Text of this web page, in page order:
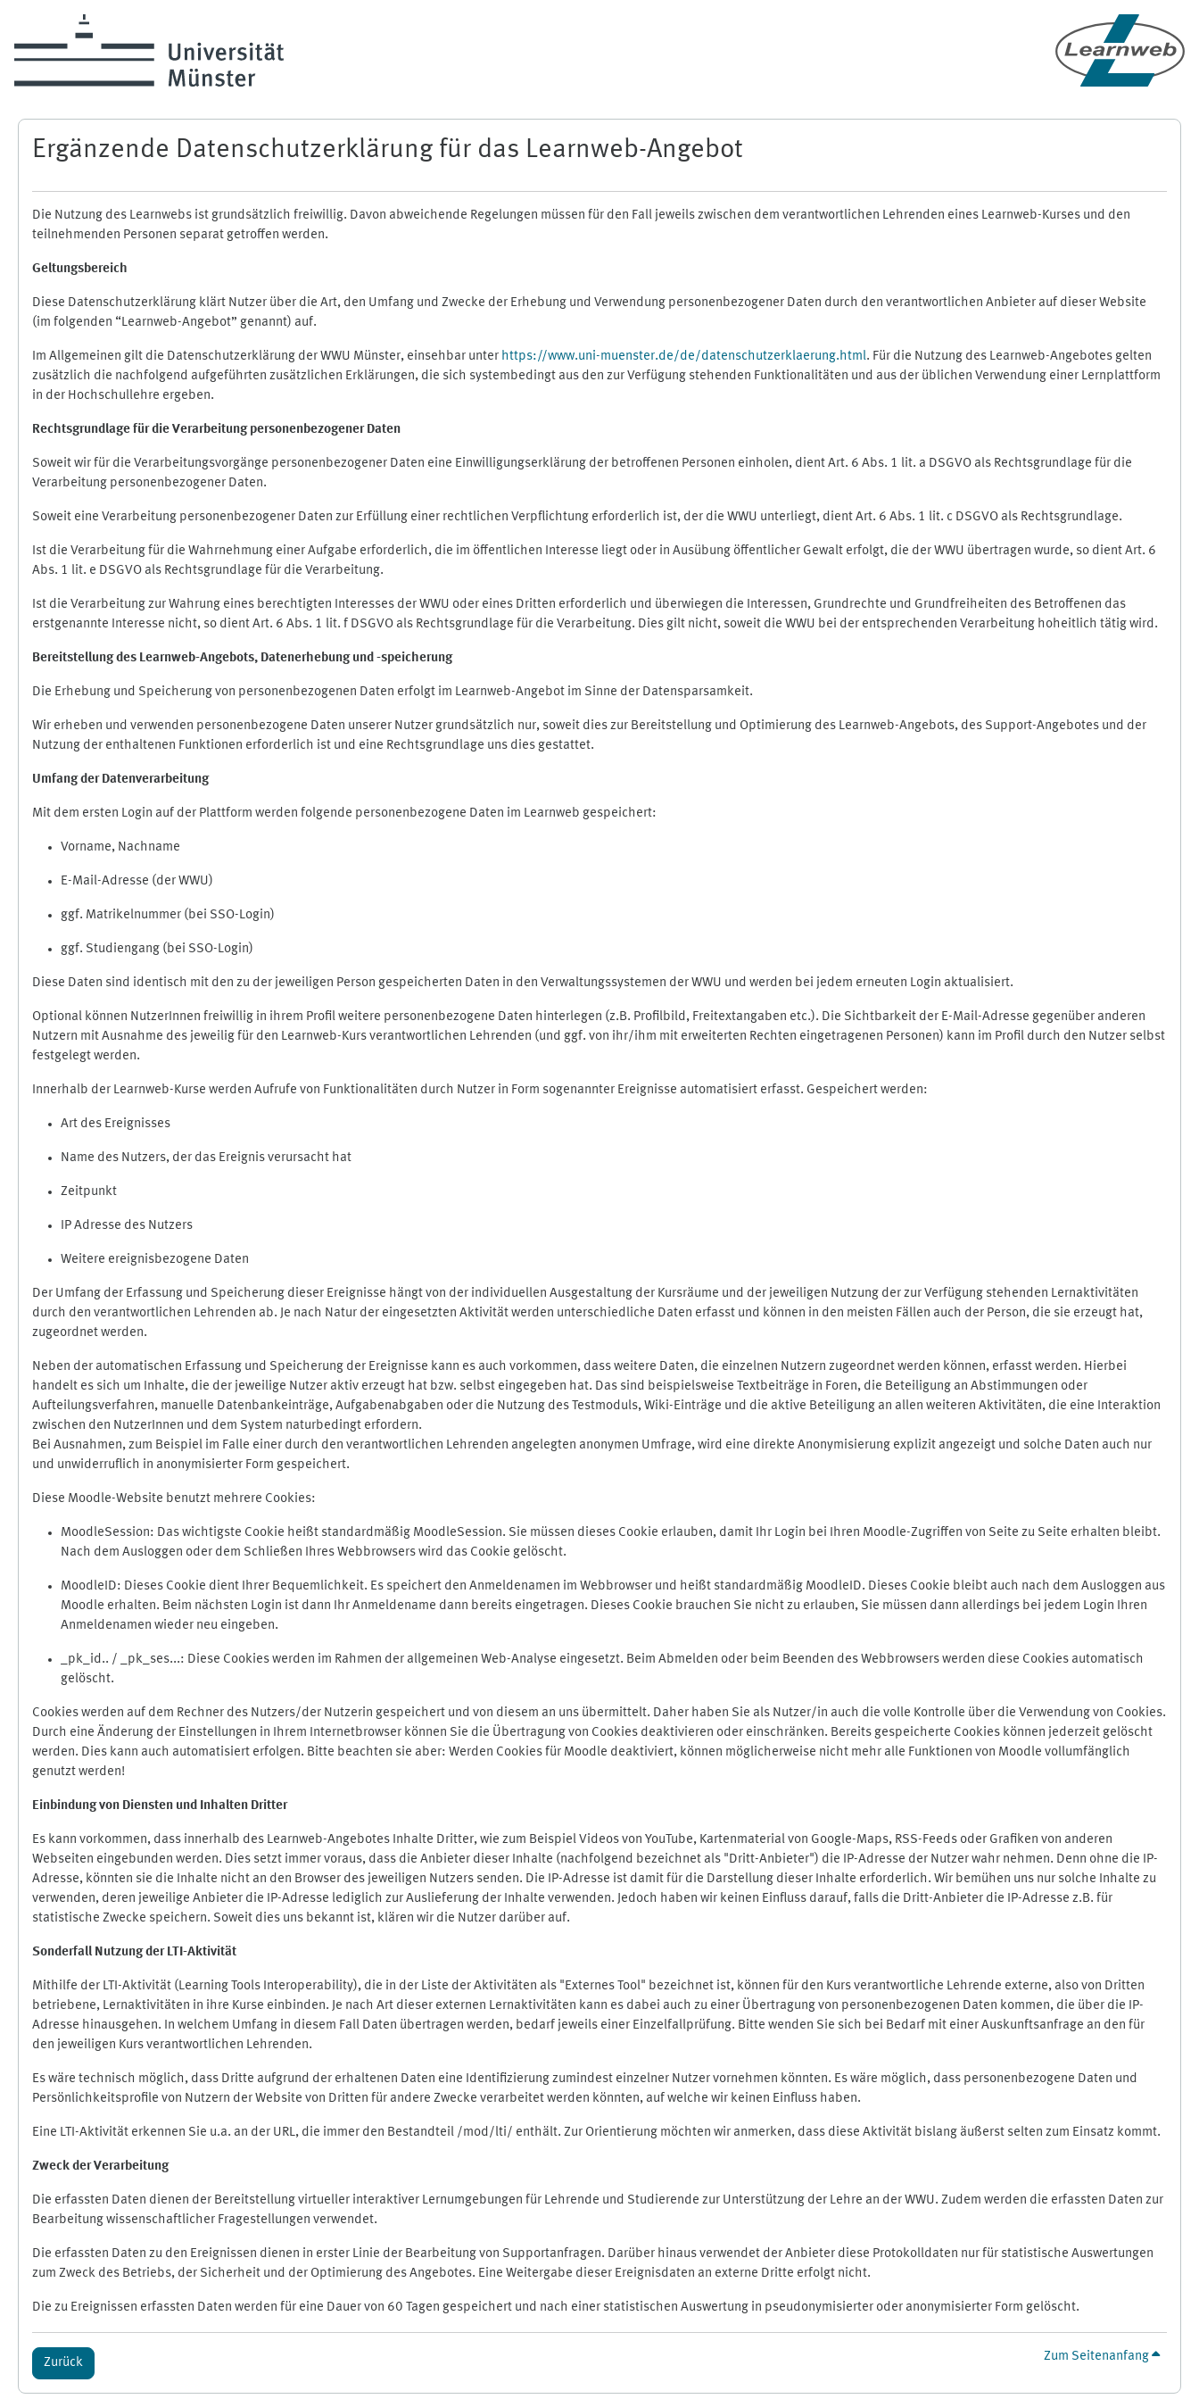
Ergänzende Datenschutzerklärung für das Learnweb-Angebot
Die Nutzung des Learnwebs ist grundsätzlich freiwillig. Davon abweichende Regelungen müssen für den Fall jeweils zwischen dem verantwortlichen Lehrenden eines Learnweb-Kurses und den
teilnehmenden Personen separat getroffen werden.
Geltungsbereich
Diese Datenschutzerklärung klärt Nutzer über die Art, den Umfang und Zwecke der Erhebung und Verwendung personenbezogener Daten durch den verantwortlichen Anbieter auf dieser Website
(im folgenden “Learnweb-Angebot” genannt) auf.
Im Allgemeinen gilt die Datenschutzerklärung der WWU Münster, einsehbar unter https://www.uni-muenster.de/de/datenschutzerklaerung.html. Für die Nutzung des Learnweb-Angebotes gelten
zusätzlich die nachfolgend aufgeführten zusätzlichen Erklärungen, die sich systembedingt aus den zur Verfügung stehenden Funktionalitäten und aus der üblichen Verwendung einer Lernplattform
in der Hochschullehre ergeben.
Rechtsgrundlage für die Verarbeitung personenbezogener Daten
Soweit wir für die Verarbeitungsvorgänge personenbezogener Daten eine Einwilligungserklärung der betroffenen Personen einholen, dient Art. 6 Abs. 1 lit. a DSGVO als Rechtsgrundlage für die
Verarbeitung personenbezogener Daten.
Soweit eine Verarbeitung personenbezogener Daten zur Erfüllung einer rechtlichen Verpflichtung erforderlich ist, der die WWU unterliegt, dient Art. 6 Abs. 1 lit. c DSGVO als Rechtsgrundlage.
Ist die Verarbeitung für die Wahrnehmung einer Aufgabe erforderlich, die im öffentlichen Interesse liegt oder in Ausübung öffentlicher Gewalt erfolgt, die der WWU übertragen wurde, so dient Art. 6
Abs. 1 lit. e DSGVO als Rechtsgrundlage für die Verarbeitung.
Ist die Verarbeitung zur Wahrung eines berechtigten Interesses der WWU oder eines Dritten erforderlich und überwiegen die Interessen, Grundrechte und Grundfreiheiten des Betroffenen das
erstgenannte Interesse nicht, so dient Art. 6 Abs. 1 lit. f DSGVO als Rechtsgrundlage für die Verarbeitung. Dies gilt nicht, soweit die WWU bei der entsprechenden Verarbeitung hoheitlich tätig wird.
Bereitstellung des Learnweb-Angebots, Datenerhebung und -speicherung
Die Erhebung und Speicherung von personenbezogenen Daten erfolgt im Learnweb-Angebot im Sinne der Datensparsamkeit.
Wir erheben und verwenden personenbezogene Daten unserer Nutzer grundsätzlich nur, soweit dies zur Bereitstellung und Optimierung des Learnweb-Angebots, des Support-Angebotes und der
Nutzung der enthaltenen Funktionen erforderlich ist und eine Rechtsgrundlage uns dies gestattet.
Umfang der Datenverarbeitung
Mit dem ersten Login auf der Plattform werden folgende personenbezogene Daten im Learnweb gespeichert:
Vorname, Nachname
E-Mail-Adresse (der WWU)
ggf. Matrikelnummer (bei SSO-Login)
ggf. Studiengang (bei SSO-Login)
Diese Daten sind identisch mit den zu der jeweiligen Person gespeicherten Daten in den Verwaltungssystemen der WWU und werden bei jedem erneuten Login aktualisiert.
Optional können NutzerInnen freiwillig in ihrem Profil weitere personenbezogene Daten hinterlegen (z.B. Profilbild, Freitextangaben etc.). Die Sichtbarkeit der E-Mail-Adresse gegenüber anderen
Nutzern mit Ausnahme des jeweilig für den Learnweb-Kurs verantwortlichen Lehrenden (und ggf. von ihr/ihm mit erweiterten Rechten eingetragenen Personen) kann im Profil durch den Nutzer selbst
festgelegt werden.
Innerhalb der Learnweb-Kurse werden Aufrufe von Funktionalitäten durch Nutzer in Form sogenannter Ereignisse automatisiert erfasst. Gespeichert werden:
Art des Ereignisses
Name des Nutzers, der das Ereignis verursacht hat
Zeitpunkt
IP Adresse des Nutzers
Weitere ereignisbezogene Daten
Der Umfang der Erfassung und Speicherung dieser Ereignisse hängt von der individuellen Ausgestaltung der Kursräume und der jeweiligen Nutzung der zur Verfügung stehenden Lernaktivitäten
durch den verantwortlichen Lehrenden ab. Je nach Natur der eingesetzten Aktivität werden unterschiedliche Daten erfasst und können in den meisten Fällen auch der Person, die sie erzeugt hat,
zugeordnet werden.
Neben der automatischen Erfassung und Speicherung der Ereignisse kann es auch vorkommen, dass weitere Daten, die einzelnen Nutzern zugeordnet werden können, erfasst werden. Hierbei
handelt es sich um Inhalte, die der jeweilige Nutzer aktiv erzeugt hat bzw. selbst eingegeben hat. Das sind beispielsweise Textbeiträge in Foren, die Beteiligung an Abstimmungen oder
Aufteilungsverfahren, manuelle Datenbankeinträge, Aufgabenabgaben oder die Nutzung des Testmoduls, Wiki-Einträge und die aktive Beteiligung an allen weiteren Aktivitäten, die eine Interaktion
zwischen den NutzerInnen und dem System naturbedingt erfordern.
Bei Ausnahmen, zum Beispiel im Falle einer durch den verantwortlichen Lehrenden angelegten anonymen Umfrage, wird eine direkte Anonymisierung explizit angezeigt und solche Daten auch nur
und unwiderruflich in anonymisierter Form gespeichert.
Diese Moodle-Website benutzt mehrere Cookies:
MoodleSession: Das wichtigste Cookie heißt standardmäßig MoodleSession. Sie müssen dieses Cookie erlauben, damit Ihr Login bei Ihren Moodle-Zugriffen von Seite zu Seite erhalten bleibt.
Nach dem Ausloggen oder dem Schließen Ihres Webbrowsers wird das Cookie gelöscht.
MoodleID: Dieses Cookie dient Ihrer Bequemlichkeit. Es speichert den Anmeldenamen im Webbrowser und heißt standardmäßig MoodleID. Dieses Cookie bleibt auch nach dem Ausloggen aus
Moodle erhalten. Beim nächsten Login ist dann Ihr Anmeldename dann bereits eingetragen. Dieses Cookie brauchen Sie nicht zu erlauben, Sie müssen dann allerdings bei jedem Login Ihren
Anmeldenamen wieder neu eingeben.
_pk_id.. / _pk_ses...: Diese Cookies werden im Rahmen der allgemeinen Web-Analyse eingesetzt. Beim Abmelden oder beim Beenden des Webbrowsers werden diese Cookies automatisch
gelöscht.
Cookies werden auf dem Rechner des Nutzers/der Nutzerin gespeichert und von diesem an uns übermittelt. Daher haben Sie als Nutzer/in auch die volle Kontrolle über die Verwendung von Cookies.
Durch eine Änderung der Einstellungen in Ihrem Internetbrowser können Sie die Übertragung von Cookies deaktivieren oder einschränken. Bereits gespeicherte Cookies können jederzeit gelöscht
werden. Dies kann auch automatisiert erfolgen. Bitte beachten sie aber: Werden Cookies für Moodle deaktiviert, können möglicherweise nicht mehr alle Funktionen von Moodle vollumfänglich
genutzt werden!
Einbindung von Diensten und Inhalten Dritter
Es kann vorkommen, dass innerhalb des Learnweb-Angebotes Inhalte Dritter, wie zum Beispiel Videos von YouTube, Kartenmaterial von Google-Maps, RSS-Feeds oder Grafiken von anderen
Webseiten eingebunden werden. Dies setzt immer voraus, dass die Anbieter dieser Inhalte (nachfolgend bezeichnet als "Dritt-Anbieter") die IP-Adresse der Nutzer wahr nehmen. Denn ohne die IP-
Adresse, könnten sie die Inhalte nicht an den Browser des jeweiligen Nutzers senden. Die IP-Adresse ist damit für die Darstellung dieser Inhalte erforderlich. Wir bemühen uns nur solche Inhalte zu
verwenden, deren jeweilige Anbieter die IP-Adresse lediglich zur Auslieferung der Inhalte verwenden. Jedoch haben wir keinen Einfluss darauf, falls die Dritt-Anbieter die IP-Adresse z.B. für
statistische Zwecke speichern. Soweit dies uns bekannt ist, klären wir die Nutzer darüber auf.
Sonderfall Nutzung der LTI-Aktivität
Mithilfe der LTI-Aktivität (Learning Tools Interoperability), die in der Liste der Aktivitäten als "Externes Tool" bezeichnet ist, können für den Kurs verantwortliche Lehrende externe, also von Dritten
betriebene, Lernaktivitäten in ihre Kurse einbinden. Je nach Art dieser externen Lernaktivitäten kann es dabei auch zu einer Übertragung von personenbezogenen Daten kommen, die über die IP-
Adresse hinausgehen. In welchem Umfang in diesem Fall Daten übertragen werden, bedarf jeweils einer Einzelfallprüfung. Bitte wenden Sie sich bei Bedarf mit einer Auskunftsanfrage an den für
den jeweiligen Kurs verantwortlichen Lehrenden.
Es wäre technisch möglich, dass Dritte aufgrund der erhaltenen Daten eine Identifizierung zumindest einzelner Nutzer vornehmen könnten. Es wäre möglich, dass personenbezogene Daten und
Persönlichkeitsprofile von Nutzern der Website von Dritten für andere Zwecke verarbeitet werden könnten, auf welche wir keinen Einfluss haben.
Eine LTI-Aktivität erkennen Sie u.a. an der URL, die immer den Bestandteil /mod/lti/ enthält. Zur Orientierung möchten wir anmerken, dass diese Aktivität bislang äußerst selten zum Einsatz kommt.
Zweck der Verarbeitung
Die erfassten Daten dienen der Bereitstellung virtueller interaktiver Lernumgebungen für Lehrende und Studierende zur Unterstützung der Lehre an der WWU. Zudem werden die erfassten Daten zur
Bearbeitung wissenschaftlicher Fragestellungen verwendet.
Die erfassten Daten zu den Ereignissen dienen in erster Linie der Bearbeitung von Supportanfragen. Darüber hinaus verwendet der Anbieter diese Protokolldaten nur für statistische Auswertungen
zum Zweck des Betriebs, der Sicherheit und der Optimierung des Angebotes. Eine Weitergabe dieser Ereignisdaten an externe Dritte erfolgt nicht.
Die zu Ereignissen erfassten Daten werden für eine Dauer von 60 Tagen gespeichert und nach einer statistischen Auswertung in pseudonymisierter oder anonymisierter Form gelöscht.
Zurück Zum Seitenanfang